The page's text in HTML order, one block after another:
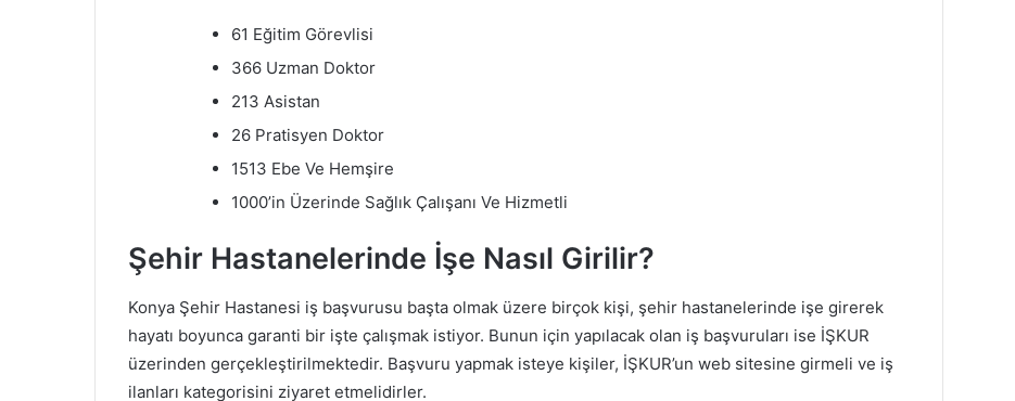
61 Eğitim Görevlisi
366 Uzman Doktor
213 Asistan
26 Pratisyen Doktor
1513 Ebe Ve Hemşire
1000’in Üzerinde Sağlık Çalışanı Ve Hizmetli
Şehir Hastanelerinde İşe Nasıl Girilir?
Konya Şehir Hastanesi iş başvurusu başta olmak üzere birçok kişi, şehir hastanelerinde işe girerek
hayatı boyunca garanti bir işte çalışmak istiyor. Bunun için yapılacak olan iş başvuruları ise İŞKUR
üzerinden gerçekleştirilmektedir. Başvuru yapmak isteye kişiler, İŞKUR’un web sitesine girmeli ve iş
ilanları kategorisini ziyaret etmelidirler.